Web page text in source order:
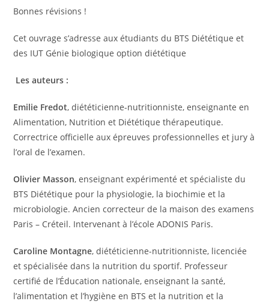
Bonnes révisions !
Cet ouvrage s’adresse aux étudiants du BTS Diététique et
des IUT Génie biologique option diététique
Les auteurs :
Emilie Fredot, diététicienne-nutritionniste, enseignante en
Alimentation, Nutrition et Diététique thérapeutique.
Correctrice officielle aux épreuves professionnelles et jury à
l’oral de l’examen.
Olivier Masson, enseignant expérimenté et spécialiste du
BTS Diététique pour la physiologie, la biochimie et la
microbiologie. Ancien correcteur de la maison des examens
Paris – Créteil. Intervenant à l’école ADONIS Paris.
Caroline Montagne, diététicienne-nutritionniste, licenciée
et spécialisée dans la nutrition du sportif. Professeur
certifié de l’Éducation nationale, enseignant la santé,
l’alimentation et l’hygiène en BTS et la nutrition et la